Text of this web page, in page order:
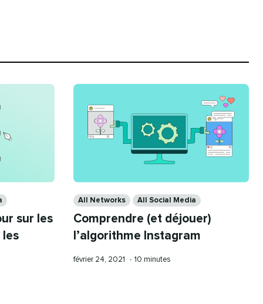
sur les
les
All Networks All Social Media
Comprendre (et déjouer)
l’algorithme Instagram
Publication
février 24, 2021 • Temps
10 minutes